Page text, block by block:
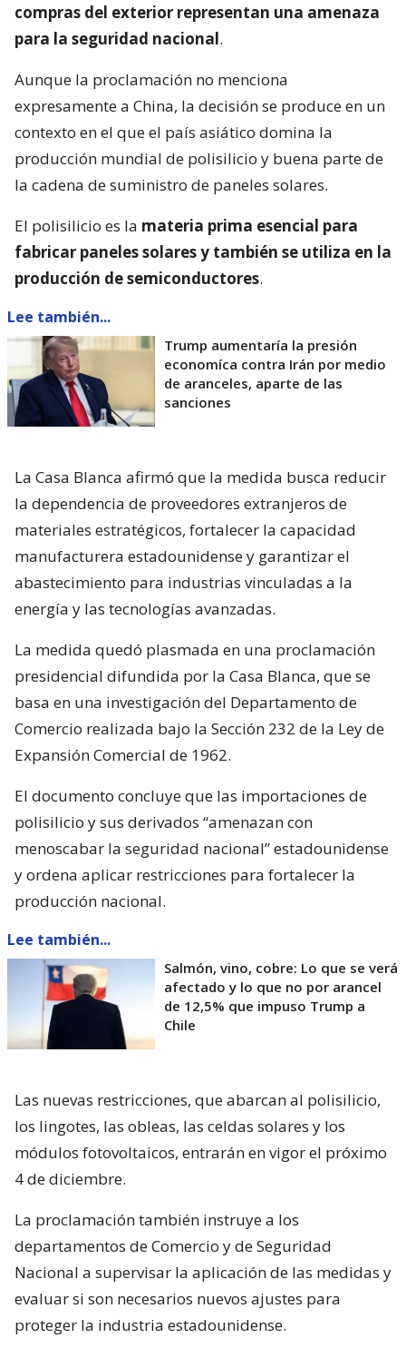
compras del exterior representan una amenaza
para la seguridad nacional.
Aunque la proclamación no menciona
expresamente a China, la decisión se produce en un
contexto en el que el país asiático domina la
producción mundial de polisilicio y buena parte de
la cadena de suministro de paneles solares.
El polisilicio es la materia prima esencial para
fabricar paneles solares y también se utiliza en la
producción de semiconductores.
Lee también...
Trump aumentaría la presión
economíca contra Irán por medio
de aranceles, aparte de las
sanciones
La Casa Blanca afirmó que la medida busca reducir
la dependencia de proveedores extranjeros de
materiales estratégicos, fortalecer la capacidad
manufacturera estadounidense y garantizar el
abastecimiento para industrias vinculadas a la
energía y las tecnologías avanzadas.
La medida quedó plasmada en una proclamación
presidencial difundida por la Casa Blanca, que se
basa en una investigación del Departamento de
Comercio realizada bajo la Sección 232 de la Ley de
Expansión Comercial de 1962.
El documento concluye que las importaciones de
polisilicio y sus derivados “amenazan con
menoscabar la seguridad nacional” estadounidense
y ordena aplicar restricciones para fortalecer la
producción nacional.
Lee también...
Salmón, vino, cobre: Lo que se verá
afectado y lo que no por arancel
de 12,5% que impuso Trump a
Chile
Las nuevas restricciones, que abarcan al polisilicio,
los lingotes, las obleas, las celdas solares y los
módulos fotovoltaicos, entrarán en vigor el próximo
4 de diciembre.
La proclamación también instruye a los
departamentos de Comercio y de Seguridad
Nacional a supervisar la aplicación de las medidas y
evaluar si son necesarios nuevos ajustes para
proteger la industria estadounidense.